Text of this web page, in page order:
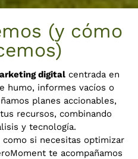
(y cómo
digitalcentrada en
humo, informes vacíos o
planes accionables,
recursos, combinando
y tecnología.
si necesitas optimizar
te acompañamos